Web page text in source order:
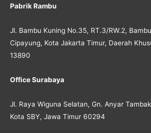
Pabrik Rambu
Jl. Bambu Kuning No.35, RT.3/RW.2,
Cipayung, Kota Jakarta Timur, Daerah
13890
Office Surabaya
Jl. Raya Wiguna Selatan, Gn. Anyar
Kota SBY, Jawa Timur 60294